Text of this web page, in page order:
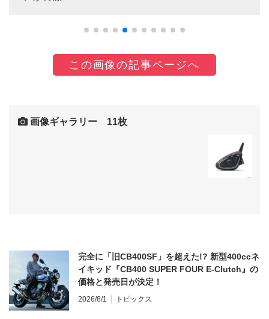
この画像の記事ページへ
画像ギャラリー 11枚
完全に「旧CB400SF」を超えた!? 新型400ccネ
イキッド『CB400 SUPER FOUR E-Clutch』の
価格と発売日が決定！
2026/8/1 トピックス